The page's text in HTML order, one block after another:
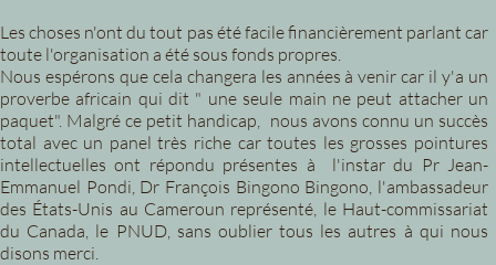
Les choses n'ont du tout pas été facile financièrement parlant car
toute l'organisation a été sous fonds propres.
Nous espérons que cela changera les années à venir car il y'a un
proverbe africain qui dit " une seule main ne peut attacher un
paquet". Malgré ce petit handicap, nous avons connu un succès
total avec un panel très riche car toutes les grosses pointures
intellectuelles ont répondu présentes à l'instar du Pr Jean-
Emmanuel Pondi, Dr François Bingono Bingono, l'ambassadeur
des États-Unis au Cameroun représenté, le Haut-commissariat
du Canada, le PNUD, sans oublier tous les autres à qui nous
disons merci.